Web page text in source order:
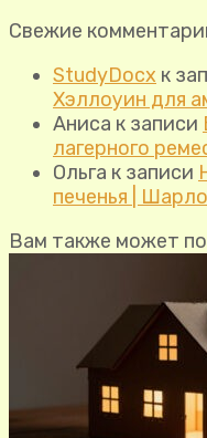
Свежие
StudyDocx к
Хэллоуин для
Аниса к записи
лагерного
Ольга к записи
печенья |
Вам также может